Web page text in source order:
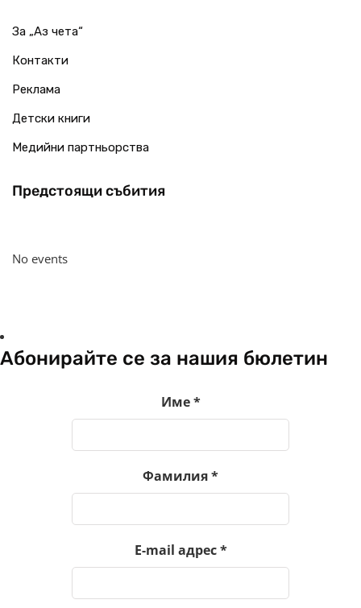
За „Аз чета“
Контакти
Реклама
Детски книги
Медийни партньорства
Предстоящи събития
No events
Абонирайте се за нашия бюлетин
Име*
Фамилия*
E-mail адрес*